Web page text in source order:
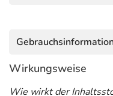
Wirkungsweise
Wie wirkt der